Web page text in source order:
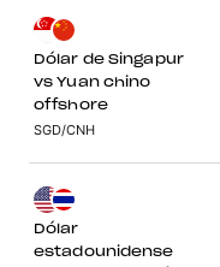
Dólar de Singapur
vs Yuan chino
offshore
SGD/CNH
Dólar
estadounidense